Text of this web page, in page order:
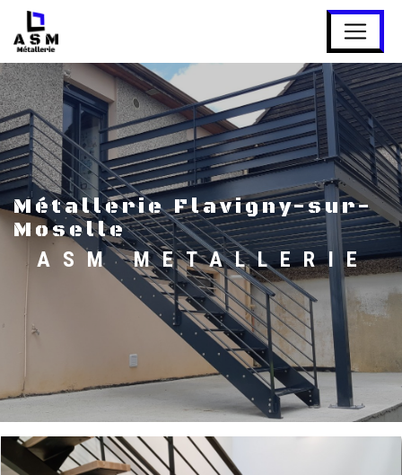
métallerie Flavigny-sur-
Moselle
ASM METALLERIE
Panneau de gestion des cookies